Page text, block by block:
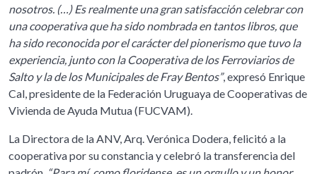
nosotros. (…) Es realmente una gran satisfacción celebrar con
una cooperativa que ha sido nombrada en tantos libros, que
ha sido reconocida por el carácter del pionerismo que tuvo la
experiencia, junto con la Cooperativa de los Ferroviarios de
Salto y la de los Municipales de Fray Bentos”, expresó Enrique
Cal, presidente de la Federación Uruguaya de Cooperativas de
Vivienda de Ayuda Mutua (FUCVAM).
La Directora de la ANV, Arq. Verónica Dodera, felicitó a la
cooperativa por su constancia y celebró la transferencia del